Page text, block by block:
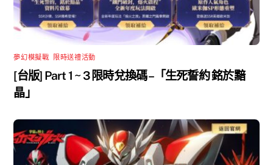
夢幻模擬戰 限時送禮活動
[台版] Part 1 ~ 3 限時兌換碼 –「生死誓約 銘於黯
晶」